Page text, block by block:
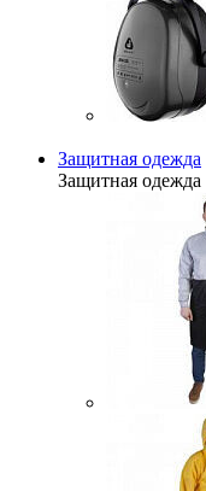
Защитная одежда
Защитная одежда